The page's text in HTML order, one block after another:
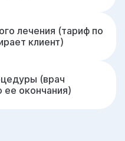
лечения (тариф по
клиент)
(врач
ее окончания)